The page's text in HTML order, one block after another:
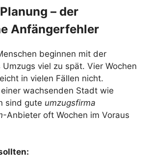
– der
Anfängerfehler
beginnen mit der
Umzugs viel zu spät. Vier Wochen
in vielen Fällen nicht.
wachsenden Stadt wie
sind gute umzugsfirma
-Anbieter oft Wochen im Voraus